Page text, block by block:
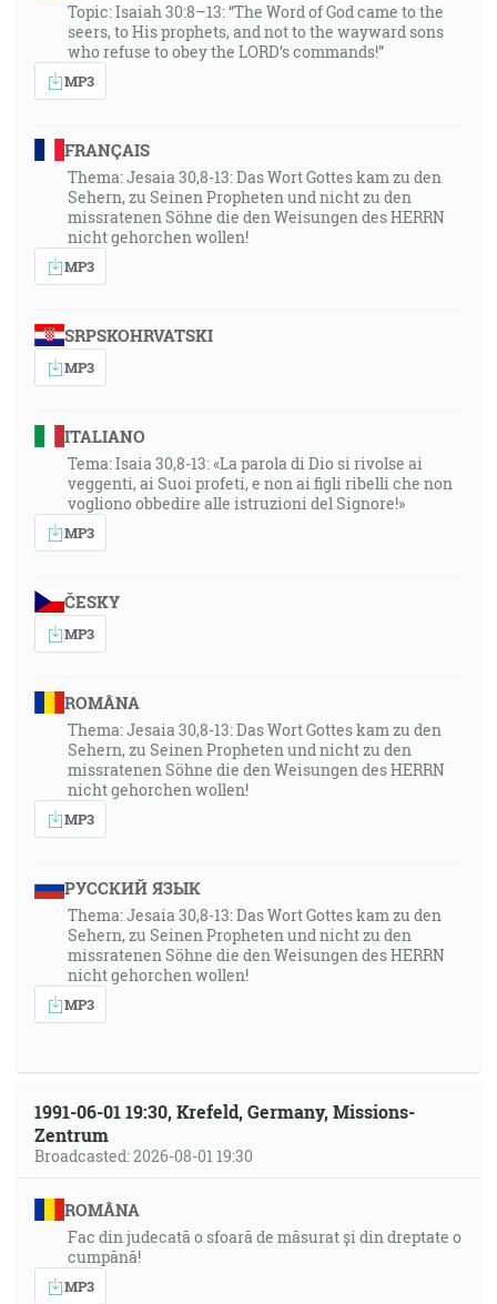
Topic: Isaiah 30:8–13: “The Word of God came to the
seers, to His prophets, and not to the wayward sons
who refuse to obey the LORD’s commands!”
MP3
FRANÇAIS
Thema: Jesaia 30,8-13: Das Wort Gottes kam zu den
Sehern, zu Seinen Propheten und nicht zu den
missratenen Söhne die den Weisungen des HERRN
nicht gehorchen wollen!
MP3
SRPSKOHRVATSKI
MP3
ITALIANO
Tema: Isaia 30,8-13: «La parola di Dio si rivolse ai
veggenti, ai Suoi profeti, e non ai figli ribelli che non
vogliono obbedire alle istruzioni del Signore!»
MP3
ČESKY
MP3
ROMÂNA
Thema: Jesaia 30,8-13: Das Wort Gottes kam zu den
Sehern, zu Seinen Propheten und nicht zu den
missratenen Söhne die den Weisungen des HERRN
nicht gehorchen wollen!
MP3
РУССКИЙ ЯЗЫК
Thema: Jesaia 30,8-13: Das Wort Gottes kam zu den
Sehern, zu Seinen Propheten und nicht zu den
missratenen Söhne die den Weisungen des HERRN
nicht gehorchen wollen!
MP3
1991-06-01 19:30, Krefeld, Germany, Missions-
Zentrum
Broadcasted: 2026-08-01 19:30
ROMÂNA
Fac din judecată o sfoară de măsurat și din dreptate o
cumpănă!
MP3